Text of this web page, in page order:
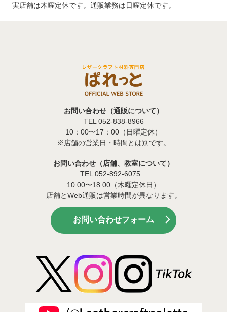
実店舗は木曜定休です。通販業務は日曜定休です。
お問い合わせ（通販について）
TEL 052-838-8966
10：00〜17：00（日曜定休）
※店舗の営業日・時間とは別です。
お問い合わせ（店舗、教室について）
TEL 052-892-6075
10:00〜18:00（木曜定休日）
店舗とWeb通販は営業時間が異なります。
お問い合わせフォーム